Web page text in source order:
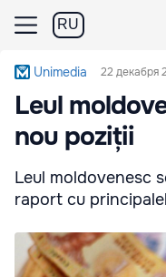
RU
Unimedia 22 декабря
Leul
nou poziții
Leul moldovenesc
raport cu